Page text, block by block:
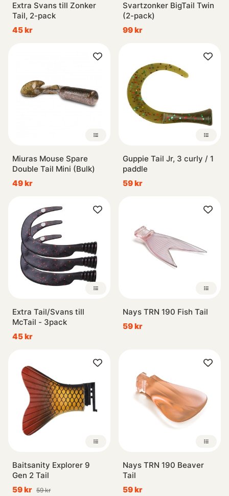
Extra Svans till Zonker
Tail, 2-pack
45 kr
Svartzonker BigTail Twin
(2-pack)
99 kr
Miuras Mouse Spare
Double Tail Mini (Bulk)
49 kr
Guppie Tail Jr, 3 curly / 1
paddle
59 kr
Extra Tail/Svans till
McTail - 3pack
45 kr
Nays TRN 190 Fish Tail
59 kr
Baitsanity Explorer 9
Gen 2 Tail
59 kr 59 kr
Nays TRN 190 Beaver
Tail
59 kr